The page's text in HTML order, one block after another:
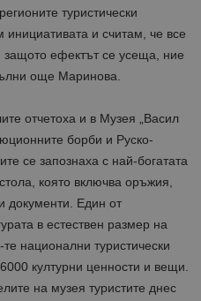
туристически
инициативата и считам, че все
ефектът се усеща, ние
още Маринова.
отчетоха и в Музея „Васил
борби и Руско-
се запознаха с най-богатата
която включва оръжия,
документи. Един от
в естествен размер на
национални туристически
културни ценности и вещи.
на музея туристите днес